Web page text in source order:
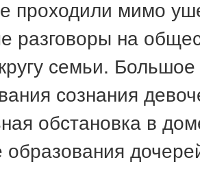
проходили мимо
разговоры на
семьи.
сознания
обстановка в
образования